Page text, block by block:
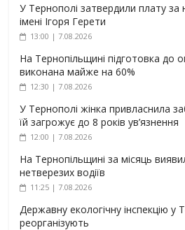
У Тернополі затвердили плату за
імені Ігоря Герети
13:00 | 7.08.2026
На Тернопільщині підготовка до
виконана майже на 60%
12:30 | 7.08.2026
У Тернополі жінка привласнила
їй загрожує до 8 років ув’язнення
12:00 | 7.08.2026
На Тернопільщині за місяць
нетверезих водіїв
11:25 | 7.08.2026
Державну екологічну інспекцію у
реорганізують